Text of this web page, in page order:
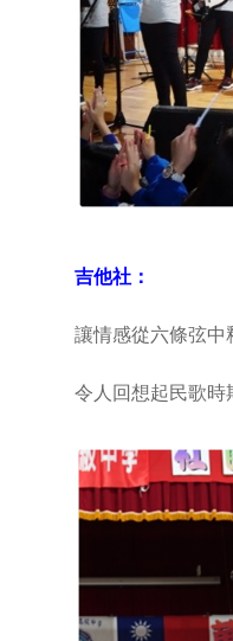
吉他社：
讓情感從六條弦中
令人回想起民歌時